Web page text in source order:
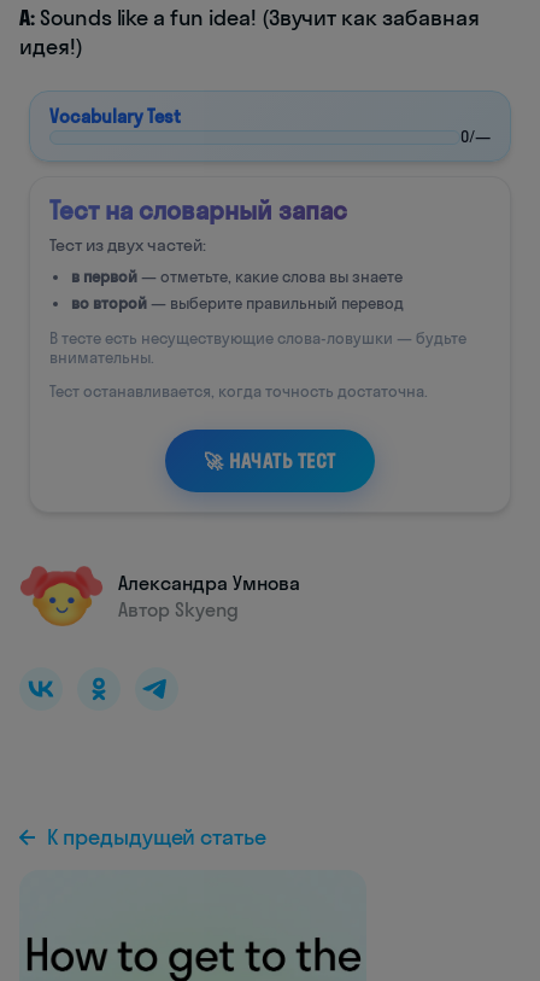
A:Sounds like a fun idea! (Звучит как забавная
идея!)
Александра Умнова
Автор Skyeng
К предыдущей статье